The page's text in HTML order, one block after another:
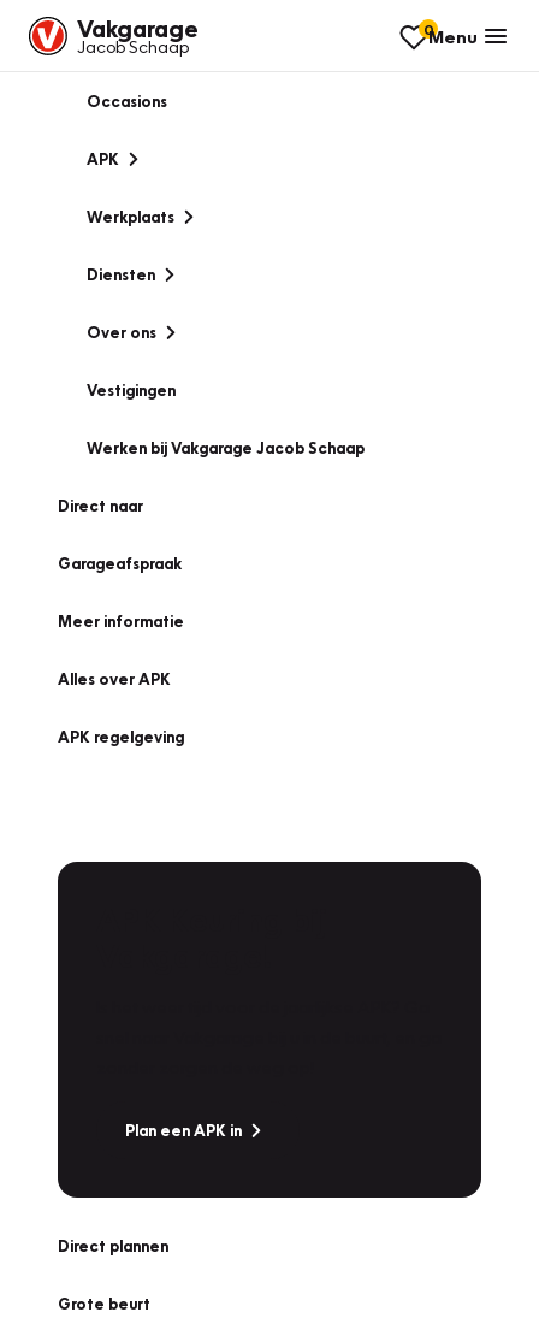
Vakgarage
Jacob Schaap
0Menu
Occasions
APK
Werkplaats
Diensten
Over ons
Vestigingen
Werken bij Vakgarage Jacob Schaap
Direct naar
Garageafspraak
Meer informatie
Alles over APK
APK regelgeving
Plan een APK in
Direct plannen
Grote beurt